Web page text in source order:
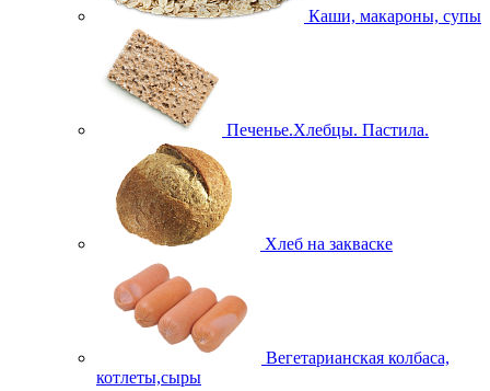
Каши, макароны, супы
Печенье.Хлебцы. Пастила.
Хлеб на закваске
Вегетарианская колбаса,
котлеты,сыры